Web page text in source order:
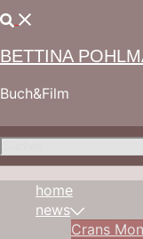
Zum
Inhalt
springen
Suche
BETTINA
Buch&Film
Suchen
nach:
home
news
Crans